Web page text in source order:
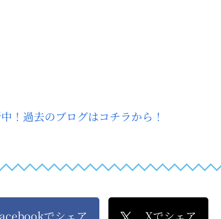
！過去のブログはコチラから！
でシェア Xでシェア